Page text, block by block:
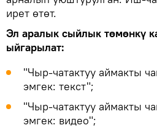
ирет өтөт.
Эл аралык сыйлык төмөнкү
ыйгарылат:
"Чыр-чатактуу аймакты
эмгек: текст";
"Чыр-чатактуу аймакты
эмгек: видео";